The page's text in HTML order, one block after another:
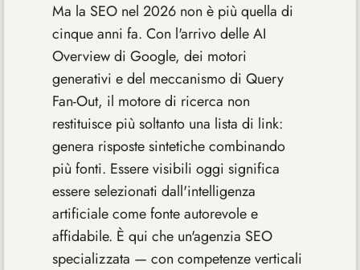
Ma la SEO nel 2026 non è più quella di
cinque anni fa. Con l'arrivo delle AI
Overview di Google, dei motori
generativi e del meccanismo di Query
Fan-Out, il motore di ricerca non
restituisce più soltanto una lista di link:
genera risposte sintetiche combinando
più fonti. Essere visibili oggi significa
essere selezionati dall'intelligenza
artificiale come fonte autorevole e
affidabile. È qui che un'agenzia SEO
specializzata — con competenze verticali